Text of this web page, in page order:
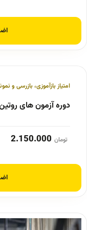
امتیاز بازآموزی، بازرسی و
دوره آزمون های
تومان 2.150.000